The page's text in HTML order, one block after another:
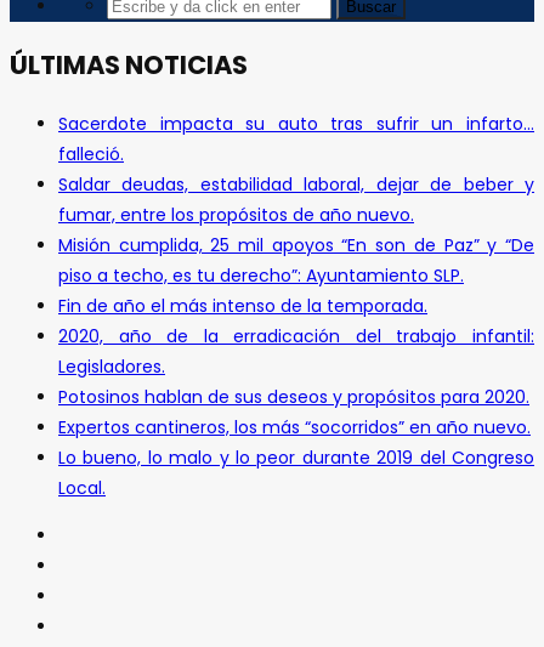
ÚLTIMAS NOTICIAS
Sacerdote impacta su auto tras sufrir un infarto…
falleció.
Saldar deudas, estabilidad laboral, dejar de beber y
fumar, entre los propósitos de año nuevo.
Misión cumplida, 25 mil apoyos “En son de Paz” y “De
piso a techo, es tu derecho”: Ayuntamiento SLP.
Fin de año el más intenso de la temporada.
2020, año de la erradicación del trabajo infantil:
Legisladores.
Potosinos hablan de sus deseos y propósitos para 2020.
Expertos cantineros, los más “socorridos” en año nuevo.
Lo bueno, lo malo y lo peor durante 2019 del Congreso
Local.